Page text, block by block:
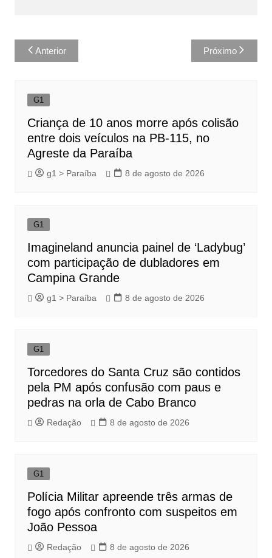
Navegação
de
Anterior Próximo
G1
Criança de 10 anos morre após colisão
entre dois veículos na PB-115, no
Agreste da Paraíba
g1 > Paraíba 8 de agosto de 2026
G1
Imagineland anuncia painel de ‘Ladybug’
com participação de dubladores em
Campina Grande
g1 > Paraíba 8 de agosto de 2026
G1
Torcedores do Santa Cruz são contidos
pela PM após confusão com paus e
pedras na orla de Cabo Branco
Redação 8 de agosto de 2026
G1
Polícia Militar apreende três armas de
fogo após confronto com suspeitos em
João Pessoa
Redação 8 de agosto de 2026